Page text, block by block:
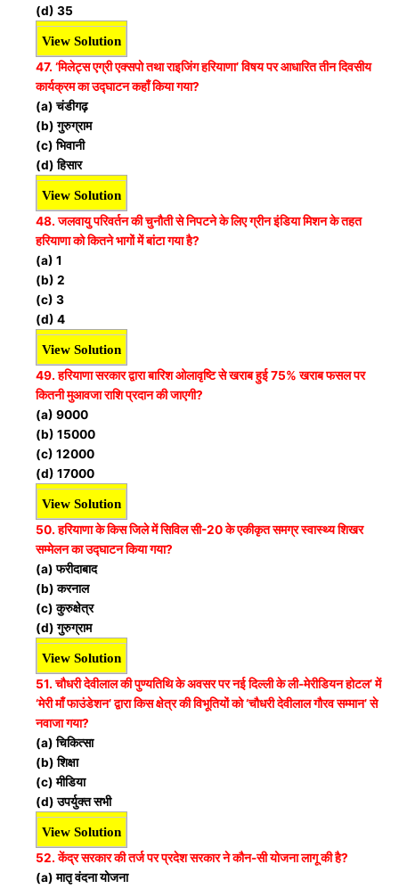
(d) 35
View Solution
47. ‘मिलेट्स एग्री एक्सपो तथा राइजिंग हरियाणा’ विषय पर आधारित तीन दिवसीय
कार्यक्रम का उद्घाटन कहाँ किया गया?
(a) चंडीगढ़
(b) गुरुग्राम
(c) भिवानी
(d) हिसार
View Solution
48. जलवायु परिवर्तन की चुनौती से निपटने के लिए ग्रीन इंडिया मिशन के तहत
हरियाणा को कितने भागों में बांटा गया है?
(a) 1
(b) 2
(c) 3
(d) 4
View Solution
49. हरियाणा सरकार द्वारा बारिश ओलावृष्टि से खराब हुई 75% खराब फसल पर
कितनी मुआवजा राशि प्रदान की जाएगी?
(a) 9000
(b) 15000
(c) 12000
(d) 17000
View Solution
50. हरियाणा के किस जिले में सिविल सी-20 के एकीकृत समग्र स्वास्थ्य शिखर
सम्मेलन का उद्घाटन किया गया?
(a) फरीदाबाद
(b) करनाल
(c) कुरुक्षेत्र
(d) गुरुग्राम
View Solution
51. चौधरी देवीलाल की पुण्यतिथि के अवसर पर नई दिल्ली के ली-मेरीडियन होटल’ में
‘मेरी माँ फाउंडेशन’ द्वारा किस क्षेत्र की विभूतियों को ‘चौधरी देवीलाल गौरव सम्मान’ से
नवाजा गया?
(a) चिकित्सा
(b) शिक्षा
(c) मीडिया
(d) उपर्युक्त सभी
View Solution
52. केंद्र सरकार की तर्ज पर प्रदेश सरकार ने कौन-सी योजना लागू की है?
(a) मातृ वंदना योजना